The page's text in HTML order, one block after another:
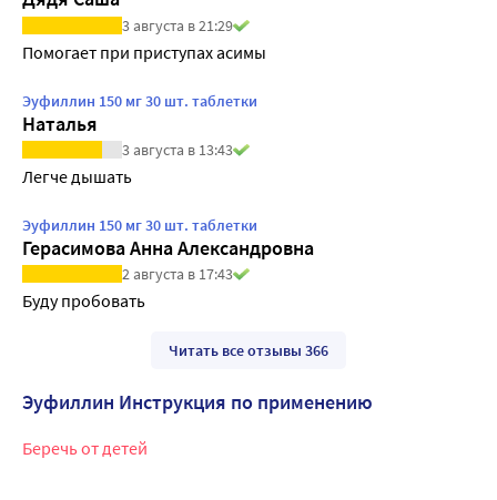
3 августа в 21:29
Помогает при приступах асимы
Эуфиллин 150 мг 30 шт. таблетки
Наталья
3 августа в 13:43
Легче дышать
Эуфиллин 150 мг 30 шт. таблетки
Герасимова Анна Александровна
2 августа в 17:43
Буду пробовать
Читать все отзывы 366
Эуфиллин Инструкция по применению
Беречь от детей